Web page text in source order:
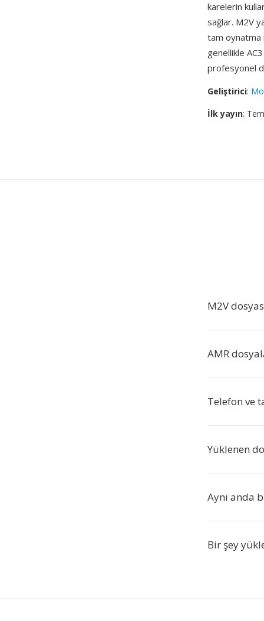
karelerin
sağlar. M2V
tam oynatma
genellikle
profesyonel
Geliştirici:
İlk yayın:
M2V
AMR
Telefon ve
Yüklenen
Aynı anda
Bir şey